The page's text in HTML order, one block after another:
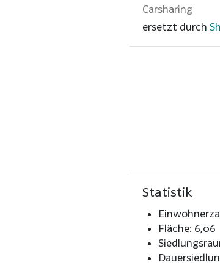
Carsharing
ersetzt durch
Statistik
Fläche: 6,06